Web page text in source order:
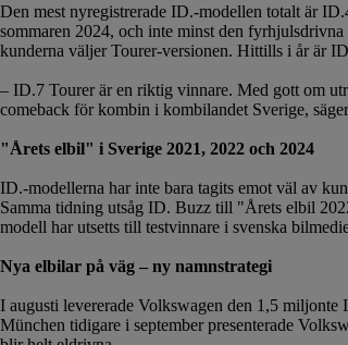
Den mest nyregistrerade ID.-modellen totalt är
sommaren 2024, och inte minst den
kunderna väljer Tourer-versionen. Hittills i år är
– ID.7 Tourer är en riktig vinnare. Med gott om
comeback för kombin i kombilandet Sverige,
"Årets elbil" i Sverige 2021, 2022 och 2024
ID.-modellerna har inte bara tagits emot väl av
Samma tidning utsåg ID. Buzz till "Årets elbil
modell har utsetts till testvinnare i svenska
Nya elbilar på väg – ny namnstrategi
I augusti levererade Volkswagen den 1,5
München tidigare i september presenterade